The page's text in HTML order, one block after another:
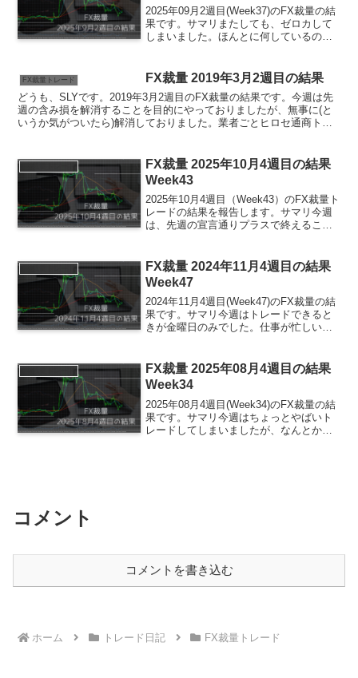
2025年09月2週目(Week37)のFX裁量の結
果です。サマリまたしても、ゼロカして
しまいました。ほんとに何しているのだ
が遠くなってしまいました…もう、9月...
FX裁量トレード FX裁量 2019年3月2週目の結果
どうも、SLYです。2019年3月2週目のFX裁量の結果です。今週は先
週の含み損を解消することを目的にやっておりましたが、無事に(と
いうか気がついたら)解消しておりました。業者ごとヒロセ通商トレ
FX裁量 2025年10月4週目の結果
Week43
2025年10月4週目（Week43）のFX裁量ト
レードの結果を報告します。サマリ今週
は、先週の宣言通りプラスで終えること
た、いわば「遠慮がちなトレード」だっ
たと反省して...
FX裁量 2024年11月4週目の結果
Week47
2024年11月4週目(Week47)のFX裁量の結
果です。サマリ今週はトレードできると
きが金曜日のみでした。仕事が忙しい上
ている、前回トレードから期間が空いて
いるとき...
FX裁量 2025年08月4週目の結果
Week34
2025年08月4週目(Week34)のFX裁量の結
果です。サマリ今週はちょっとやばいト
レードしてしまいましたが、なんとか勝
コメント
コメントを書き込む
ホーム トレード日記 FX裁量トレード